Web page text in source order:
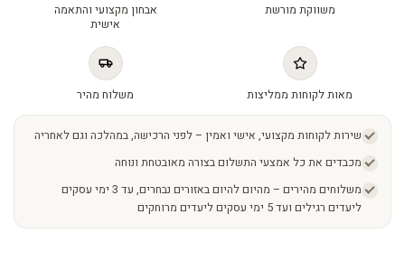
משווקת מורשת
אבחון מקצועי והתאמה
אישית
מאות לקוחות ממליצות משלוח מהיר
שירות לקוחות מקצועי, אישי ואמין – לפני הרכישה, במהלכה וגם לאחריה
מכבדים את כל אמצעי התשלום בצורה מאובטחת ונוחה
משלוחים מהירים – מהיום להיום באזורים נבחרים, עד 3 ימי עסקים
ליעדים רגילים ועד 5 ימי עסקים ליעדים מרוחקים